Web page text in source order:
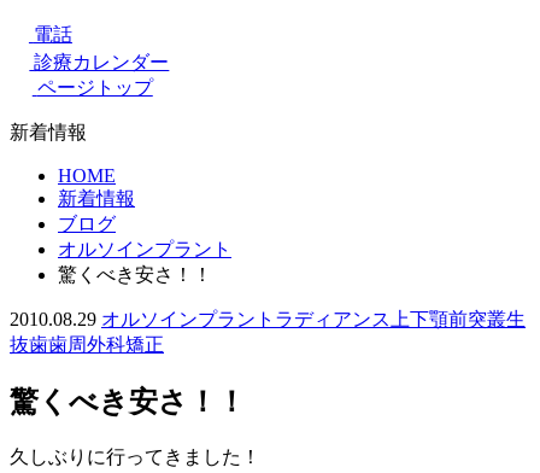
電話
診療カレンダー
ページトップ
新着情報
HOME
新着情報
ブログ
オルソインプラント
驚くべき安さ！！
2010.08.29 オルソインプラント ラディアンス 上下顎前突叢生
抜歯歯周外科矯正
驚くべき安さ！！
久しぶりに行ってきました！